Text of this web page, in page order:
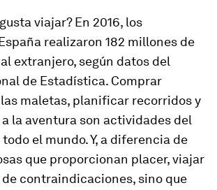
viajar? En 2016, los
realizaron 182 millones de
extranjero, según datos del
de Estadística. Comprar
maletas, planificar recorridos y
la aventura son actividades del
el mundo. Y, a diferencia de
que proporcionan placer, viajar
de contraindicaciones, sino que